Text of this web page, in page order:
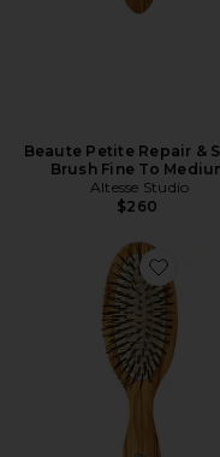
Beaute Petite Repair &
Brush Fine To
Altesse Studio
$260
Favorite